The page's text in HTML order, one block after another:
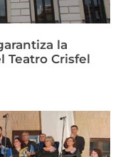
la
Teatro Crisfel